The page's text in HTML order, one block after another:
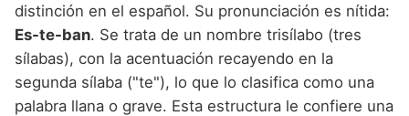
distinción en el español. Su pronunciación es nítida:
Es-te-ban. Se trata de un nombre trisílabo (tres
sílabas), con la acentuación recayendo en la
segunda sílaba ("te"), lo que lo clasifica como una
palabra llana o grave. Esta estructura le confiere una